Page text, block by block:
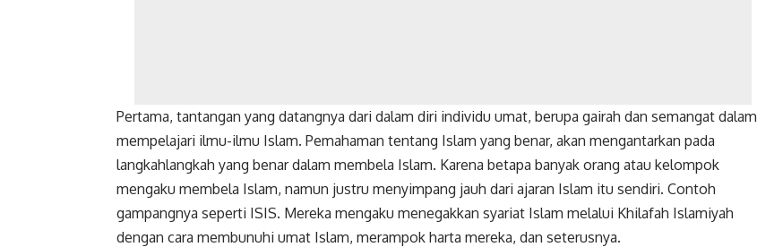
Pertama, tantangan yang datangnya dari dalam diri individu umat, berupa gairah dan semangat dalam
mempelajari ilmu-ilmu Islam. Pemahaman tentang Islam yang benar, akan mengantarkan pada
langkahlangkah yang benar dalam membela Islam. Karena betapa banyak orang atau kelompok
mengaku membela Islam, namun justru menyimpang jauh dari ajaran Islam itu sendiri. Contoh
gampangnya seperti ISIS. Mereka mengaku menegakkan syariat Islam melalui Khilafah Islamiyah
dengan cara membunuhi umat Islam, merampok harta mereka, dan seterusnya.